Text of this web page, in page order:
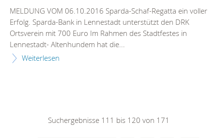
MELDUNG VOM 06.10.2016 Sparda-Schaf-Regatta ein voller
Erfolg. Sparda-Bank in Lennestadt unterstützt den DRK
Ortsverein mit 700 Euro Im Rahmen des Stadtfestes in
Lennestadt- Altenhundem hat die...
Weiterlesen
Suchergebnisse 111 bis 120 von 171